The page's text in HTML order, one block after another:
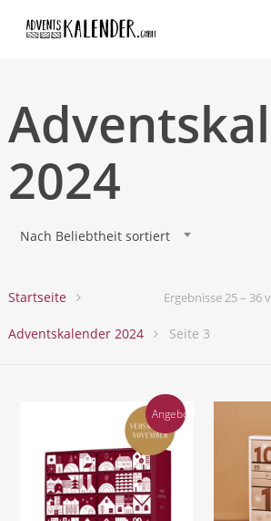
2024
Nach Beliebtheit sortiert
Ergebnisse 25 – 36
Startseite
Adventskalender 2024 Seite 3
Angebot!